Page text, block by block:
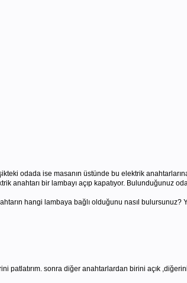
odada ise masanın üstünde bu elektrik
anahtarı bir lambayı açıp kapatıyor. Bulunduğunuz
hangi lambaya bağlı olduğunu nasıl bulursunuz?
patlatırım. sonra diğer anahtarlardan birini açık